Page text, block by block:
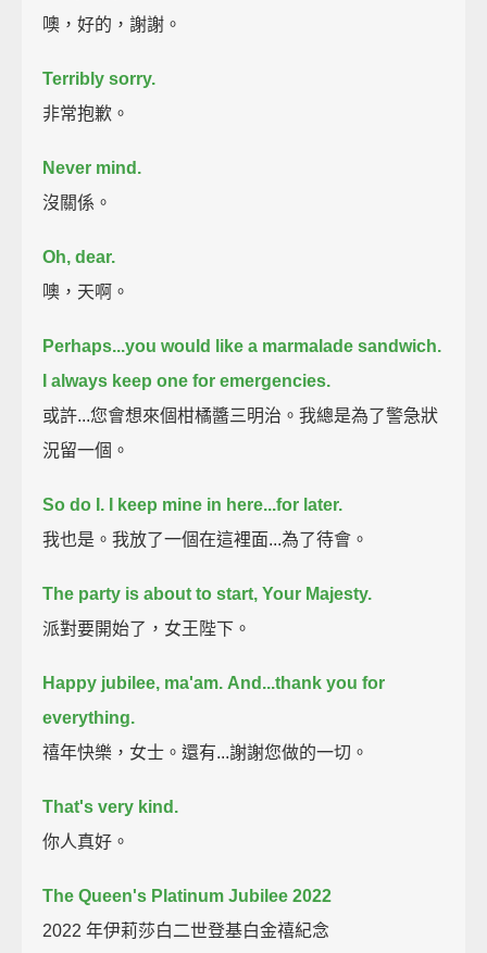
噢，好的，謝謝。
Terribly sorry.
非常抱歉。
Never mind.
沒關係。
Oh, dear.
噢，天啊。
Perhaps...you would like a marmalade sandwich.
I always keep one for emergencies.
或許...您會想來個柑橘醬三明治。我總是為了警急狀
況留一個。
So do I. I keep mine in here...for later.
我也是。我放了一個在這裡面...為了待會。
The party is about to start, Your Majesty.
派對要開始了，女王陛下。
Happy jubilee, ma'am. And...thank you for
everything.
禧年快樂，女士。還有...謝謝您做的一切。
That's very kind.
你人真好。
The Queen's Platinum Jubilee 2022
2022 年伊莉莎白二世登基白金禧紀念